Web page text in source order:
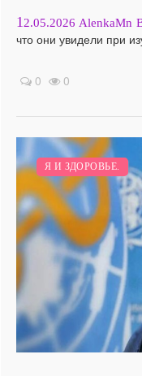
12.05.2026 AlenkaMn
что они увидели при
0 0
Я И ЗДОРОВЬЕ.